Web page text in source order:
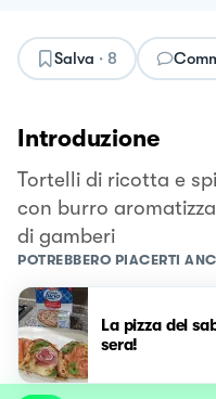
Salva · 8
Introduzione
Tortelli di ricotta e
con burro
di gamberi
POTREBBERO PIACERTI
La pizza del
sera!